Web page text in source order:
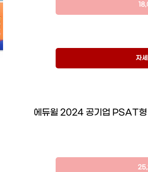
자
에듀윌 2024 공기업 PSAT형